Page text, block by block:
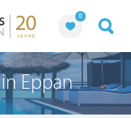
0
Eppan